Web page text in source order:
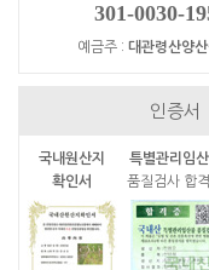
301-0030-
예금주 : 대관령산양
인증서
국내원산지
확인서
특별관리임
품질검사 합